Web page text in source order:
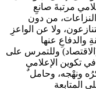
مرتبةَ صانعِ
من دون
ولا عن الواعزِ
وللتمرس على
تكوين الإعلامي
ونهْجه، وحاملﹲ